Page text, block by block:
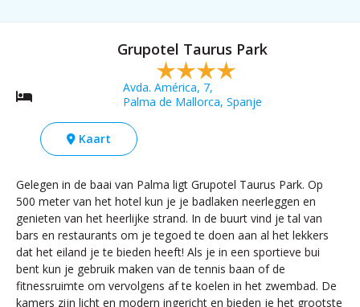
Grupotel Taurus Park
Avda. América, 7,
Palma de Mallorca, Spanje
Kaart
Gelegen in de baai van Palma ligt Grupotel Taurus Park. Op
500 meter van het hotel kun je je badlaken neerleggen en
genieten van het heerlijke strand. In de buurt vind je tal van
bars en restaurants om je tegoed te doen aan al het lekkers
dat het eiland je te bieden heeft! Als je in een sportieve bui
bent kun je gebruik maken van de tennis baan of de
fitnessruimte om vervolgens af te koelen in het zwembad. De
kamers zijn licht en modern ingericht en bieden je het grootste